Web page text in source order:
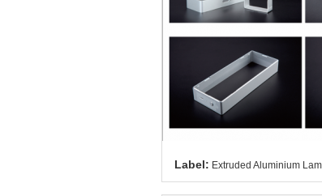
Label: Extruded Aluminium